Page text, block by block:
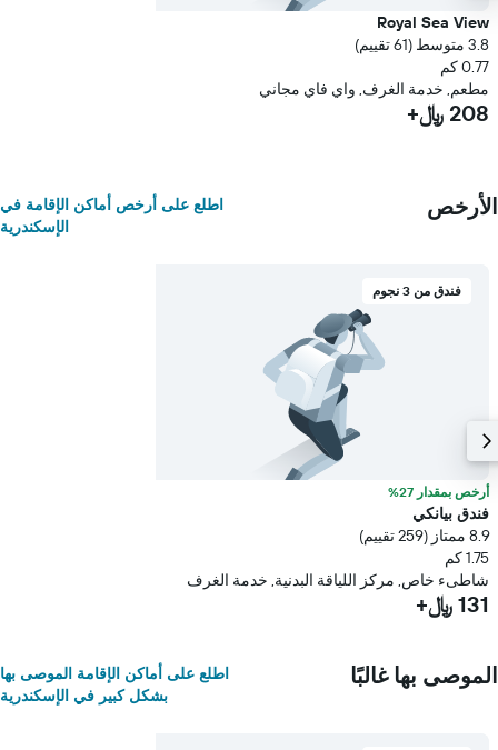
Royal Sea View
3.8 متوسط (61 تقييم)
0.77 كم
مطعم, خدمة الغرف, واي فاي مجاني
208 ﷼+
الأرخص
اطلع على أرخص أماكن الإقامة في
الإسكندرية
فندق من 3 نجوم
أرخص بمقدار 27%
فندق بيانكي
8.9 ممتاز (259 تقييم)
1.75 كم
شاطىء خاص, مركز اللياقة البدنية, خدمة الغرف
131 ﷼+
الموصى بها غالبًا
اطلع على أماكن الإقامة الموصى بها
بشكل كبير في الإسكندرية